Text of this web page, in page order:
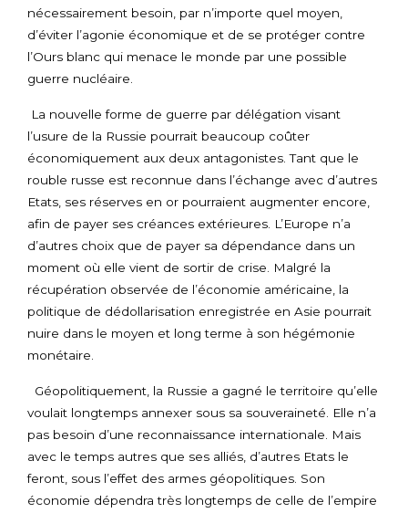
nécessairement besoin, par n’importe quel moyen,
d’éviter l’agonie économique et de se protéger contre
l’Ours blanc qui menace le monde par une possible
guerre nucléaire.
La nouvelle forme de guerre par délégation visant
l’usure de la Russie pourrait beaucoup coûter
économiquement aux deux antagonistes. Tant que le
rouble russe est reconnue dans l’échange avec d’autres
Etats, ses réserves en or pourraient augmenter encore,
afin de payer ses créances extérieures. L’Europe n’a
d’autres choix que de payer sa dépendance dans un
moment où elle vient de sortir de crise. Malgré la
récupération observée de l’économie américaine, la
politique de dédollarisation enregistrée en Asie pourrait
nuire dans le moyen et long terme à son hégémonie
monétaire.
Géopolitiquement, la Russie a gagné le territoire qu’elle
voulait longtemps annexer sous sa souveraineté. Elle n’a
pas besoin d’une reconnaissance internationale. Mais
avec le temps autres que ses alliés, d’autres Etats le
feront, sous l’effet des armes géopolitiques. Son
économie dépendra très longtemps de celle de l’empire